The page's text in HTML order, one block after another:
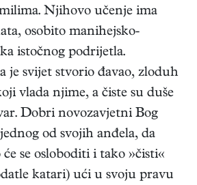
Njihovo učenje ima
osobito manihejsko-
istočnog podrijetla.
je svijet stvorio đavao, zloduh
vlada njime, a čiste su duše
Dobri novozavjetni Bog
od svojih anđela, da
se osloboditi i tako »čisti«
katari) ući u svoju pravu